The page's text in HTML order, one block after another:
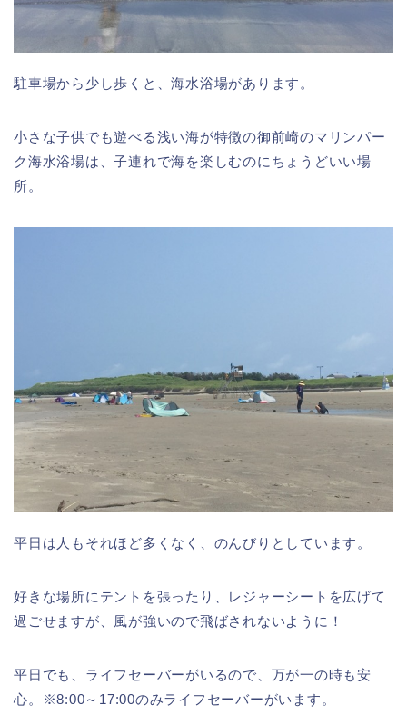
駐車場から少し歩くと、海水浴場があります。
小さな子供でも遊べる浅い海が特徴の御前崎のマリンパー
ク海水浴場は、子連れで海を楽しむのにちょうどいい場
所。
平日は人もそれほど多くなく、のんびりとしています。
好きな場所にテントを張ったり、レジャーシートを広げて
過ごせますが、 風が強いので飛ばされないように！
平日でも、ライフセーバーがいるので、万が一の時も安
心。※8:00～17:00のみライフセーバーがいます。